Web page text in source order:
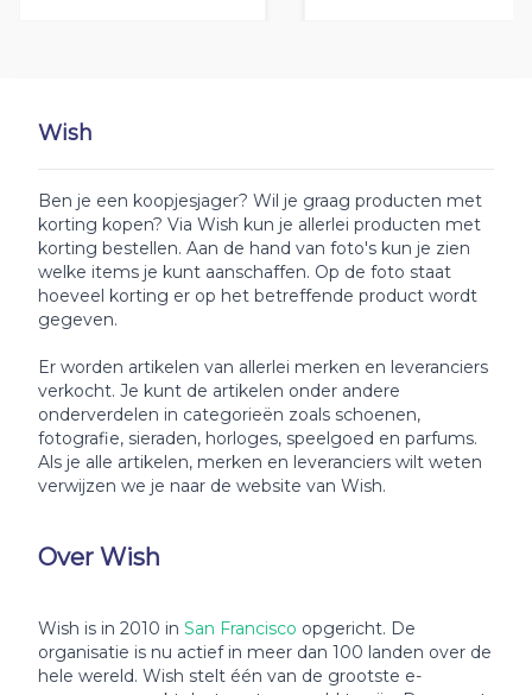
Wish
Ben je een koopjesjager? Wil je graag producten met
korting kopen? Via Wish kun je allerlei producten met
korting bestellen. Aan de hand van foto's kun je zien
welke items je kunt aanschaffen. Op de foto staat
hoeveel korting er op het betreffende product wordt
gegeven.
Er worden artikelen van allerlei merken en leveranciers
verkocht. Je kunt de artikelen onder andere
onderverdelen in categorieën zoals schoenen,
fotografie, sieraden, horloges, speelgoed en parfums.
Als je alle artikelen, merken en leveranciers wilt weten
verwijzen we je naar de website van Wish.
Over Wish
Wish is in 2010 in San Francisco opgericht. De
organisatie is nu actief in meer dan 100 landen over de
hele wereld. Wish stelt één van de grootste e-